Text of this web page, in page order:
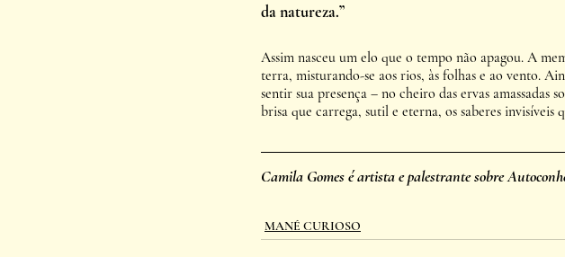
da natureza.”
Assim nasceu um elo que o tempo não apagou. A
terra, misturando-se aos rios, às folhas e ao vento.
sentir sua presença – no cheiro das ervas amassadas
brisa que carrega, sutil e eterna, os saberes invisíveis
Camila Gomes é artista e palestrante sobre
MANÉ CURIOSO